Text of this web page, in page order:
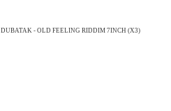
DUBATAK - OLD FEELING RIDDIM 7INCH (X3)